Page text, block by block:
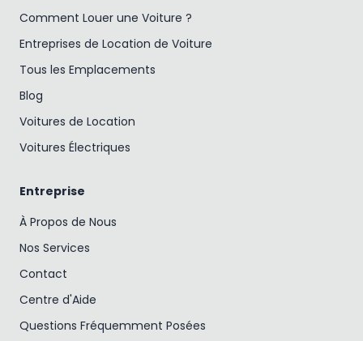
Comment Louer une Voiture ?
Entreprises de Location de Voiture
Tous les Emplacements
Blog
Voitures de Location
Voitures Électriques
Entreprise
À Propos de Nous
Nos Services
Contact
Centre d'Aide
Questions Fréquemment Posées